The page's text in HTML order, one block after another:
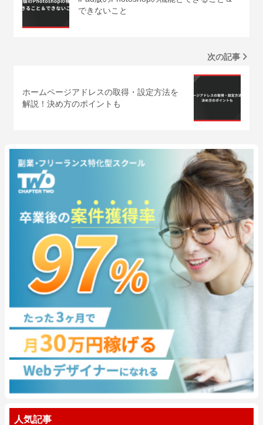
できないこと
次の記事
ホームページアドレスの取得・設定方法を
解説！決め方のポイントも
人気記事